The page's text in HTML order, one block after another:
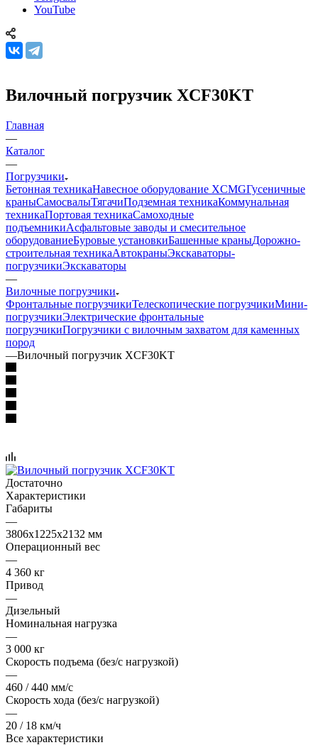
YouTube
Вилочный погрузчик XCF30KT
Главная
—
Каталог
—
Погрузчики
Бетонная техникаНавесное оборудование XCMGГусеничные
краныСамосвалыТягачиПодземная техникаКоммунальная
техникаПортовая техникаСамоходные
подъемникиАсфальтовые заводы и смесительное
оборудованиеБуровые установкиБашенные краныДорожно-
строительная техникаАвтокраныЭкскаваторы-
погрузчикиЭкскаваторы
—
Вилочные погрузчики
Фронтальные погрузчикиТелескопические погрузчикиМини-
погрузчикиЭлектрические фронтальные
погрузчикиПогрузчики с вилочным захватом для каменных
пород
—Вилочный погрузчик XCF30KT
Достаточно
Характеристики
Габариты
—
3806х1225х2132 мм
Операционный вес
—
4 360 кг
Привод
—
Дизельный
Номинальная нагрузка
—
3 000 кг
Скорость подъема (без/с нагрузкой)
—
460 / 440 мм/с
Скорость хода (без/с нагрузкой)
—
20 / 18 км/ч
Все характеристики